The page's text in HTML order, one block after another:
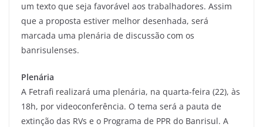
um texto que seja favorável aos trabalhadores. Assim
que a proposta estiver melhor desenhada, será
marcada uma plenária de discussão com os
banrisulenses.
Plenária
A Fetrafi realizará uma plenária, na quarta-feira (22), às
18h, por videoconferência. O tema será a pauta de
extinção das RVs e o Programa de PPR do Banrisul. A